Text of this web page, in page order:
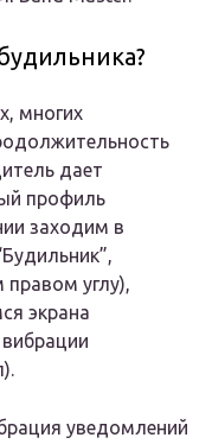
многих
дает
профиль
заходим в
углу),
экрана
уведомлений